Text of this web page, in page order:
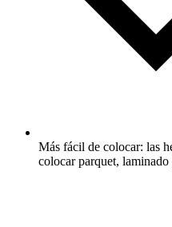
Más fácil de colocar: las
colocar parquet,